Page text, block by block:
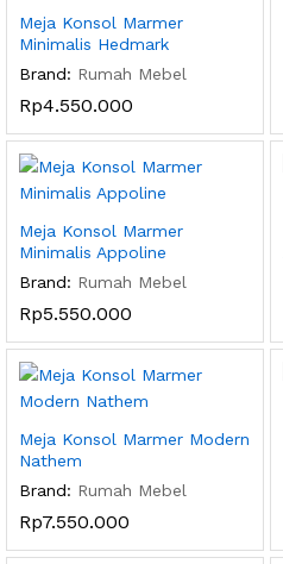
Meja Konsol Marmer
Minimalis Hedmark
Brand: Rumah Mebel
Rp4.550.000
Meja Konsol Marmer
Minimalis Appoline
Brand: Rumah Mebel
Rp5.550.000
Meja Konsol Marmer Modern
Nathem
Brand: Rumah Mebel
Rp7.550.000